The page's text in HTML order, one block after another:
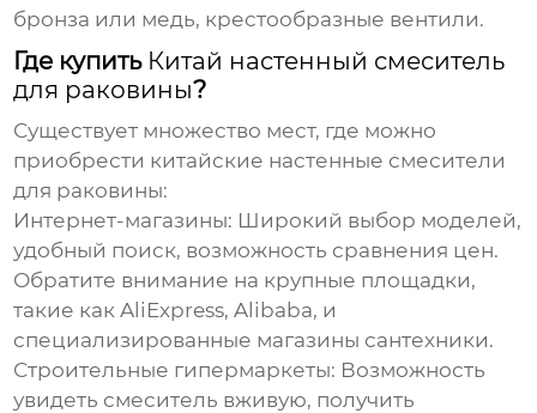
бронза или медь, крестообразные вентили.
Где купить Китай настенный смеситель
для раковины?
Существует множество мест, где можно
приобрести китайские настенные смесители
для раковины:
Интернет-магазины: Широкий выбор моделей,
удобный поиск, возможность сравнения цен.
Обратите внимание на крупные площадки,
такие как AliExpress, Alibaba, и
специализированные магазины сантехники.
Строительные гипермаркеты: Возможность
увидеть смеситель вживую, получить